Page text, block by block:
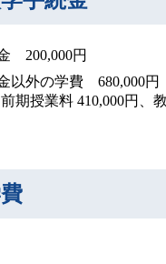
200,000円
以外の学費 680,000円
前期授業料 410,000円、